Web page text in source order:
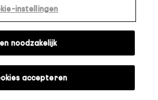
instellingen
noodzakelijk
accepteren